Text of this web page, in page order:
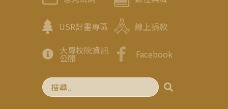
USR計畫專區
線上捐款
大專校院資訊
公開 Facebook